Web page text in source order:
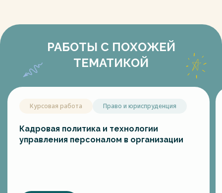
РАБОТЫ С ПОХОЖЕЙ
ТЕМАТИКОЙ
Курсовая работа Право и юриспруденция
Кадровая политика и технологии
управления персоналом в организации